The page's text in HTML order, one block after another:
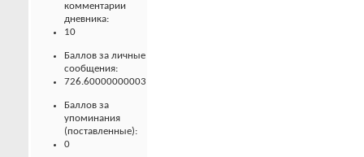
комментарии
дневника:
10
Баллов за личные
сообщения:
726.60000000003
Баллов за
упоминания
(поставленные):
0